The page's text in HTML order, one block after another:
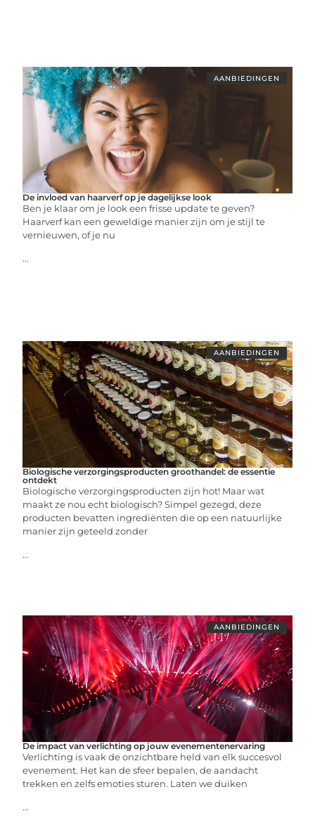
AANBIEDINGEN
De invloed van haarverf op je dagelijkse look
Ben je klaar om je look een frisse update te geven?
Haarverf kan een geweldige manier zijn om je stijl te
vernieuwen, of je nu
...
AANBIEDINGEN
Biologische verzorgingsproducten groothandel: de essentie
ontdekt
Biologische verzorgingsproducten zijn hot! Maar wat
maakt ze nou echt biologisch? Simpel gezegd, deze
producten bevatten ingrediënten die op een natuurlijke
manier zijn geteeld zonder
...
AANBIEDINGEN
De impact van verlichting op jouw evenementenervaring
Verlichting is vaak de onzichtbare held van elk succesvol
evenement. Het kan de sfeer bepalen, de aandacht
trekken en zelfs emoties sturen. Laten we duiken
...